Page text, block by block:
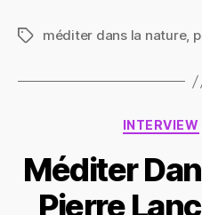
Étiquettes
méditer dans la nature,
INTERVIEW
Méditer
Pierre